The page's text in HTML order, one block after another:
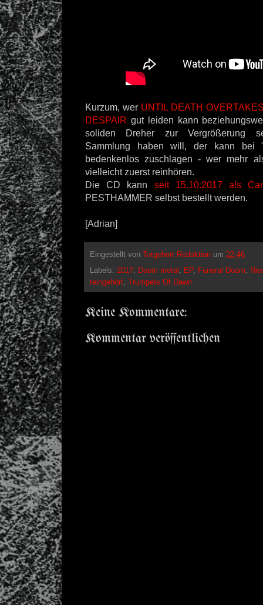
Kurzum, wer UNTIL DEATH
DESPAIR gut leiden kann
soliden Dreher zur Vergrößerung
Sammlung haben will, der kann bei
bedenkenlos zuschlagen - wer mehr
vielleicht zuerst reinhören.
Die CD kann seit 15.10.2017 als
PESTHAMMER selbst bestellt werden.
[Adrian]
Eingestellt von Totgehört Redaktion um 22:46
Labels: 2017 Doom metal EP, Funeral Doom
reingehört Trumpets Of Dawn
Keine Kommentare:
Kommentar veröffentlichen